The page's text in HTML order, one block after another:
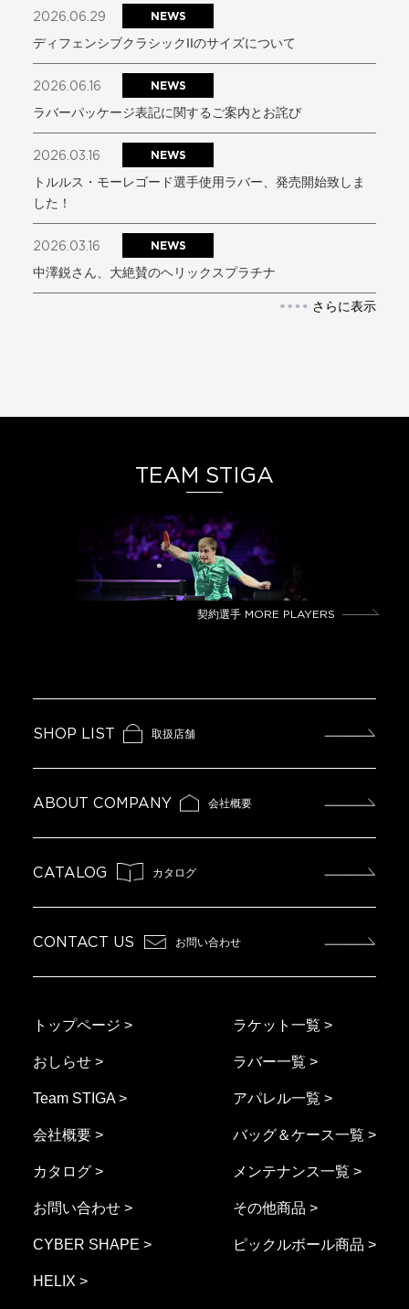
2026.06.29 NEWS
ディフェンシブクラシックIIのサイズについて
2026.06.16 NEWS
ラバーパッケージ表記に関するご案内とお詫び
2026.03.16 NEWS
トルルス・モーレゴード選手使用ラバー、発売開始致しま
した！
2026.03.16 NEWS
中澤鋭さん、大絶賛のヘリックスプラチナ
さらに表示
TEAM STIGA
契約選手 MORE PLAYERS
SHOP LIST 取扱店舗
ABOUT COMPANY 会社概要
CATALOG カタログ
CONTACT US お問い合わせ
トップページ >
おしらせ >
Team STIGA >
会社概要 >
カタログ >
お問い合わせ >
CYBER SHAPE >
HELIX >
ラケット一覧 >
ラバー一覧 >
アパレル一覧 >
バッグ＆ケース一覧 >
メンテナンス一覧 >
その他商品 >
ピックルボール商品 >